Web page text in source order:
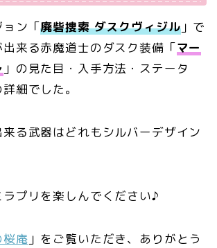
ョン「廃砦捜索 ダスクヴィジル」で
来る赤魔道士のダスク装備「マー
」の見た目・入手方法・ステータ
細でした。
る武器はどれもシルバーデザイン
プリを楽しんでください♪
桜庵 」をご覧いただき、ありがとう